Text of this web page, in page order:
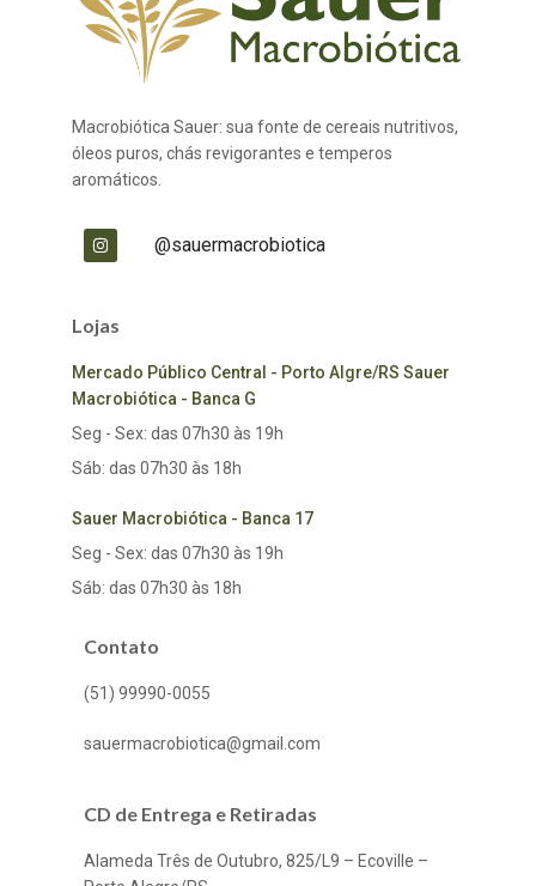
Macrobiótica Sauer: sua fonte de cereais nutritivos,
óleos puros, chás revigorantes e temperos
aromáticos.
@sauermacrobiotica
Lojas
Mercado Público Central - Porto Algre/RS Sauer
Macrobiótica - Banca G
Seg - Sex: das 07h30 às 19h
Sáb: das 07h30 às 18h
Sauer Macrobiótica - Banca 17
Seg - Sex: das 07h30 às 19h
Sáb: das 07h30 às 18h
Contato
(51) 99990-0055
sauermacrobiotica@gmail.com
CD de Entrega e Retiradas
Alameda Três de Outubro, 825/L9 – Ecoville –